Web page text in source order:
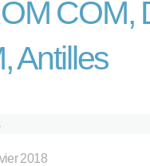
COM,
Antilles
2018